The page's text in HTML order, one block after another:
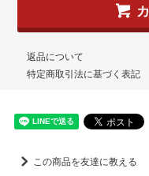
返品について
特定商取引法に基づく表記
この商品を友達に教える